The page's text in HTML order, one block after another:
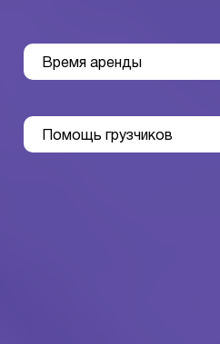
Время аренды
Помощь грузчиков